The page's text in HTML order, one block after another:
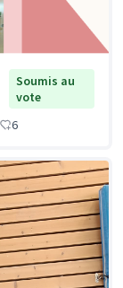
Soumis au
vote
6